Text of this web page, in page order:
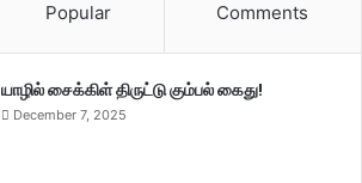
Popular Comments
யாழில் சைக்கிள் திருட்டு கும்பல் கைது!
December 7, 2025